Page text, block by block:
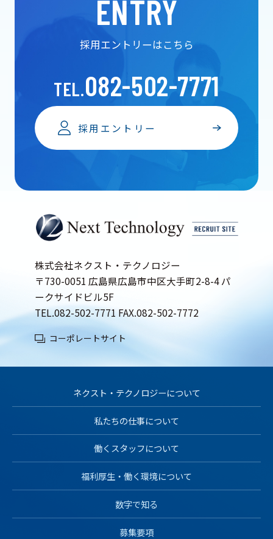
ENTRY
採用エントリーはこちら
TEL.082-502-7771
採用エントリー
株式会社ネクスト・テクノロジー
〒730-0051 広島県広島市中区大手町2-8-4 パ
ークサイドビル5F
TEL.082-502-7771FAX.082-502-7772
コーポレートサイト
ネクスト・テクノロジーについて
私たちの仕事について
働くスタッフについて
福利厚生・働く環境について
数字で知る
募集要項